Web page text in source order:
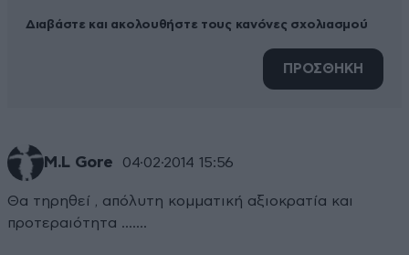
Διαβάστε και ακολουθήστε τους κανόνες σχολιασμού
ΠΡΟΣΘΗΚΗ
M.L Gore 04·02·2014 15:56
Θα τηρηθεί , απόλυτη κομματική αξιοκρατία και
προτεραιότητα .......